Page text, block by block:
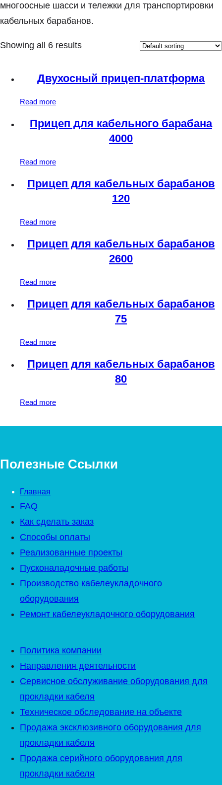
многоосные шасси и тележки для транспортировки
кабельных барабанов.
Showing all 6 results
Двухосный прицеп-платформа
Read more
Прицеп для кабельного барабана
4000
Read more
Прицеп для кабельных барабанов
120
Read more
Прицеп для кабельных барабанов
2600
Read more
Прицеп для кабельных барабанов
75
Read more
Прицеп для кабельных барабанов
80
Read more
Полезные Ссылки
Главная
FAQ
Как сделать заказ
Способы оплаты
Реализованные проекты
Пусконаладочные работы
Производство кабелеукладочного
оборудования
Ремонт кабелеукладочного оборудования
Политика компании
Направления деятельности
Сервисное обслуживание оборудования для
прокладки кабеля
Техническое обследование на объекте
Продажа эксклюзивного оборудования для
прокладки кабеля
Продажа серийного оборудования для
прокладки кабеля